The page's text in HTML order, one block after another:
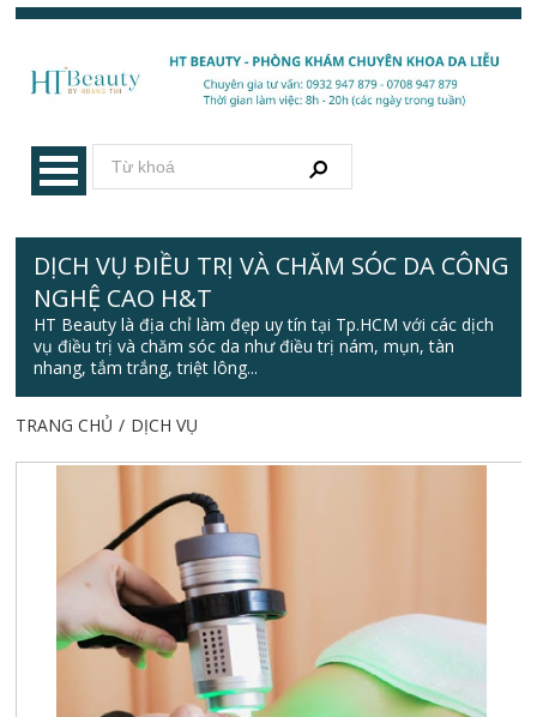
DỊCH VỤ ĐIỀU TRỊ VÀ CHĂM SÓC DA CÔNG
NGHỆ CAO H&T
HT Beauty là địa chỉ làm đẹp uy tín tại Tp.HCM với các dịch
vụ điều trị và chăm sóc da như điều trị nám, mụn, tàn
nhang, tắm trắng, triệt lông...
TRANG CHỦ / DỊCH VỤ